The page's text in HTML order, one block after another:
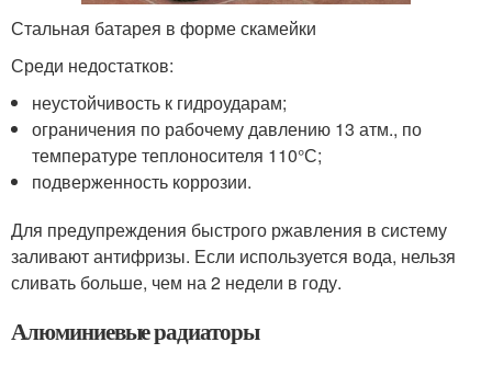
Стальная батарея в форме скамейки
Среди недостатков:
неустойчивость к гидроударам;
ограничения по рабочему давлению 13 атм., по
температуре теплоносителя 110°С;
подверженность коррозии.
Для предупреждения быстрого ржавления в систему
заливают антифризы. Если используется вода, нельзя
сливать больше, чем на 2 недели в году.
Алюминиевые радиаторы